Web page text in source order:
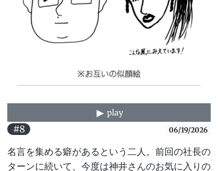
play
#8 06/19/2026
名言を集める癖があるという二人。前回の社長の
ターンに続いて、今度は神井さんのお気に入りの